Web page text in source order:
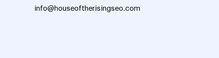
info@houseoftherisingseo.com